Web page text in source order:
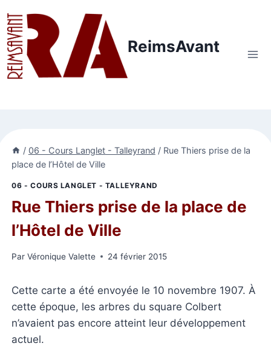
au
contenu
ReimsAvant
/ 06 - Cours Langlet - Talleyrand / Rue Thiers prise de la
place de l’Hôtel de Ville
06 - COURS LANGLET - TALLEYRAND
Rue Thiers prise de la place de
l’Hôtel de Ville
Par Véronique Valette 24 février 2015
Cette carte a été envoyée le 10 novembre 1907. À
cette époque, les arbres du square Colbert
n’avaient pas encore atteint leur développement
actuel.